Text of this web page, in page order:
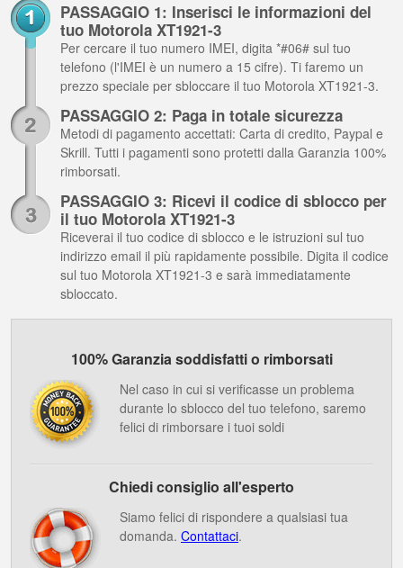
PASSAGGIO 1: Inserisci le informazioni del
tuo Motorola XT1921-3
Per cercare il tuo numero IMEI, digita *#06# sul tuo
telefono (l'IMEI è un numero a 15 cifre). Ti faremo un
prezzo speciale per sbloccare il tuo Motorola XT1921-3.
PASSAGGIO 2: Paga in totale sicurezza
Metodi di pagamento accettati: Carta di credito, Paypal e
Skrill. Tutti i pagamenti sono protetti dalla Garanzia 100%
rimborsati.
PASSAGGIO 3: Ricevi il codice di sblocco per
il tuo Motorola XT1921-3
Riceverai il tuo codice di sblocco e le istruzioni sul tuo
indirizzo email il più rapidamente possibile. Digita il codice
sul tuo Motorola XT1921-3 e sarà immediatamente
sbloccato.
100% Garanzia soddisfatti o rimborsati
Nel caso in cui si verificasse un problema
durante lo sblocco del tuo telefono, saremo
felici di rimborsare i tuoi soldi
Chiedi consiglio all'esperto
Siamo felici di rispondere a qualsiasi tua
domanda. Contattaci.